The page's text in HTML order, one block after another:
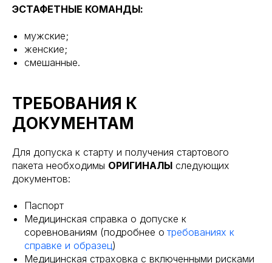
ЭСТАФЕТНЫЕ КОМАНДЫ:
мужские;
женские;
смешанные.
ТРЕБОВАНИЯ К
ДОКУМЕНТАМ
Для допуска к старту и получения стартового
пакета необходимы ОРИГИНАЛЫ следующих
документов:
Паспорт
Медицинская справка о допуске к
соревнованиям (подробнее о требованиях к
справке и образец)
Медицинская страховка с включенными рисками